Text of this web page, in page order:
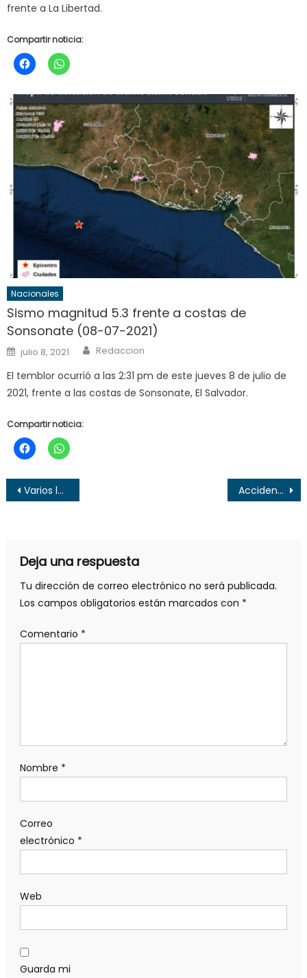
frente a La Libertad.
Compartir noticia:
Nacionales
Sismo magnitud 5.3 frente a costas de
Sonsonate (08-07-2021)
Posted
on
julio 8, 2021 Author
Redaccion
El temblor ocurrió a las 2:31 pm de este jueves 8 de julio de
2021, frente a las costas de Sonsonate, El Salvador.
Compartir noticia:
Navegación
de
Varios lesionados tras vuelco de camión en Sonsonate Accidente en Lago de Coatepeque deja tres personas lesionadas y una desaparecida
Deja una respuesta
Tu dirección de correo electrónico no será publicada.
Los campos obligatorios están marcados con *
Comentario *
Nombre *
Correo
electrónico *
Web
Guarda mi